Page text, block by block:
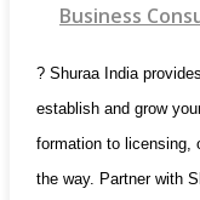
Business
? Shuraa India
establish and grow
formation to licensing,
the way. Partner with